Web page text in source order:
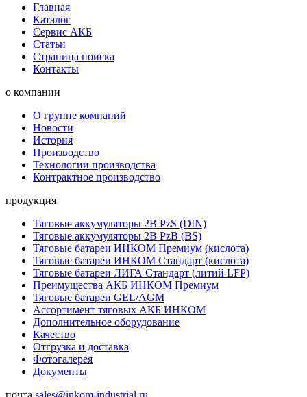
Главная
Каталог
Сервис АКБ
Статьи
Страница поиска
Контакты
о компании
О группе компаний
Новости
История
Производство
Технологии производства
Контрактное производство
продукция
Тяговые аккумуляторы 2В PzS (DIN)
Тяговые аккумуляторы 2В PzB (BS)
Тяговые батареи ИНКОМ Премиум (кислота)
Тяговые батареи ИНКОМ Стандарт (кислота)
Тяговые батареи ЛИГА Стандарт (литий LFP)
Преимущества АКБ ИНКОМ Премиум
Тяговые батареи GEL/AGM
Ассортимент тяговых АКБ ИНКОМ
Дополнительное оборудование
Качество
Отгрузка и доставка
Фотогалерея
Документы
почта sales@inkom-industrial.ru